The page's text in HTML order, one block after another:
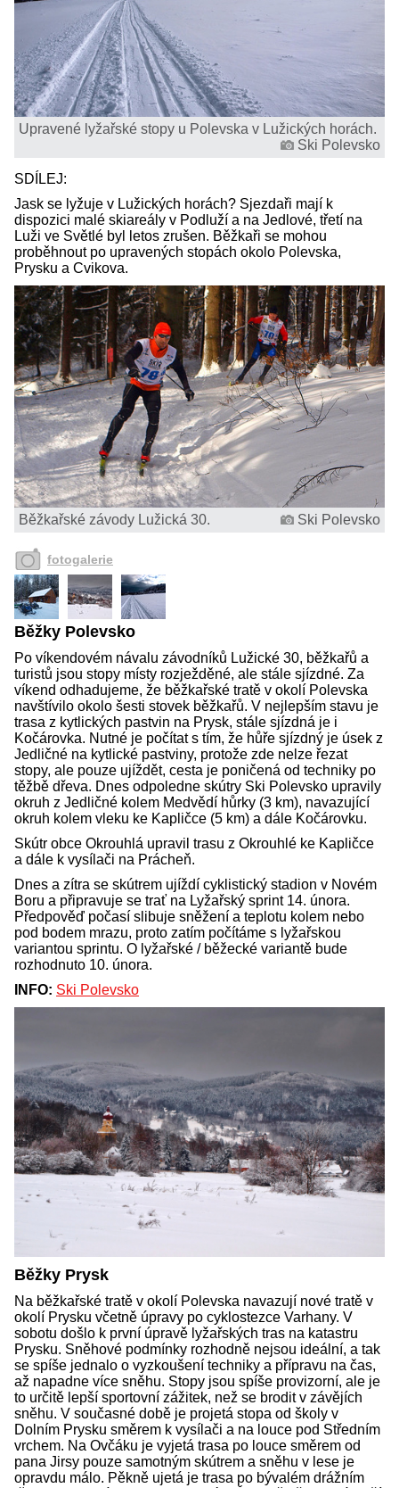
Upravené lyžařské stopy u Polevska v Lužických horách.
Ski Polevsko
SDÍLEJ:
Jask se lyžuje v Lužických horách? Sjezdaři mají k
dispozici malé skiareály v Podluží a na Jedlové, třetí na
Luži ve Světlé byl letos zrušen. Běžkaři se mohou
proběhnout po upravených stopách okolo Polevska,
Prysku a Cvikova.
Běžkařské závody Lužická 30. Ski Polevsko
fotogalerie
Běžky Polevsko
Po víkendovém návalu závodníků Lužické 30, běžkařů a
turistů jsou stopy místy rozježděné, ale stále sjízdné. Za
víkend odhadujeme, že běžkařské tratě v okolí Polevska
navštívilo okolo šesti stovek běžkařů. V nejlepším stavu je
trasa z kytlických pastvin na Prysk, stále sjízdná je i
Kočárovka. Nutné je počítat s tím, že hůře sjízdný je úsek z
Jedličné na kytlické pastviny, protože zde nelze řezat
stopy, ale pouze ujíždět, cesta je poničená od techniky po
těžbě dřeva. Dnes odpoledne skútry Ski Polevsko upravily
okruh z Jedličné kolem Medvědí hůrky (3 km), navazující
okruh kolem vleku ke Kapličce (5 km) a dále Kočárovku.
Skútr obce Okrouhlá upravil trasu z Okrouhlé ke Kapličce
a dále k vysílači na Prácheň.
Dnes a zítra se skútrem ujíždí cyklistický stadion v Novém
Boru a připravuje se trať na Lyžařský sprint 14. února.
Předpověď počasí slibuje sněžení a teplotu kolem nebo
pod bodem mrazu, proto zatím počítáme s lyžařskou
variantou sprintu. O lyžařské / běžecké variantě bude
rozhodnuto 10. února.
INFO: Ski Polevsko
Běžky Prysk
Na běžkařské tratě v okolí Polevska navazují nové tratě v
okolí Prysku včetně úpravy po cyklostezce Varhany. V
sobotu došlo k první úpravě lyžařských tras na katastru
Prysku. Sněhové podmínky rozhodně nejsou ideální, a tak
se spíše jednalo o vyzkoušení techniky a přípravu na čas,
až napadne více sněhu. Stopy jsou spíše provizorní, ale je
to určitě lepší sportovní zážitek, než se brodit v závějích
sněhu. V současné době je projetá stopa od školy v
Dolním Prysku směrem k vysílači a na louce pod Středním
vrchem. Na Ovčáku je vyjetá trasa po louce směrem od
pana Jirsy pouze samotným skútrem a sněhu v lese je
opravdu málo. Pěkně ujetá je trasa po bývalém drážním